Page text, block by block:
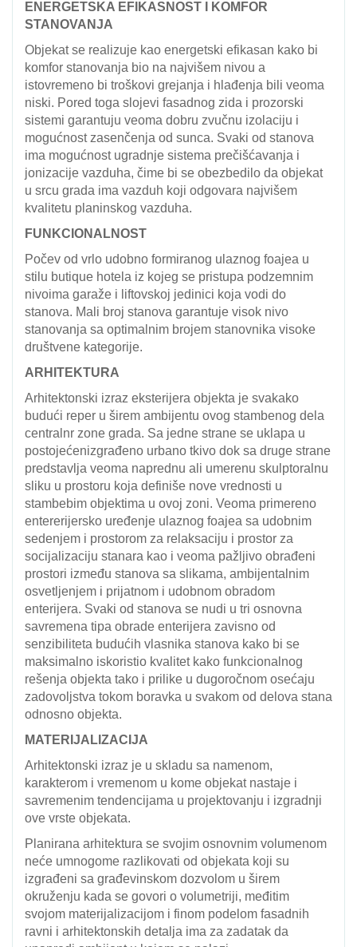
ENERGETSKA EFIKASNOST I KOMFOR
STANOVANJA
Objekat se realizuje kao energetski efikasan kako bi
komfor stanovanja bio na najvišem nivou a
istovremeno bi troškovi grejanja i hlađenja bili veoma
niski. Pored toga slojevi fasadnog zida i prozorski
sistemi garantuju veoma dobru zvučnu izolaciju i
mogućnost zasenčenja od sunca. Svaki od stanova
ima mogućnost ugradnje sistema prečišćavanja i
jonizacije vazduha, čime bi se obezbedilo da objekat
u srcu grada ima vazduh koji odgovara najvišem
kvalitetu planinskog vazduha.
FUNKCIONALNOST
Počev od vrlo udobno formiranog ulaznog foajea u
stilu butique hotela iz kojeg se pristupa podzemnim
nivoima garaže i liftovskoj jedinici koja vodi do
stanova. Mali broj stanova garantuje visok nivo
stanovanja sa optimalnim brojem stanovnika visoke
društvene kategorije.
ARHITEKTURA
Arhitektonski izraz eksterijera objekta je svakako
budući reper u širem ambijentu ovog stambenog dela
centralnr zone grada. Sa jedne strane se uklapa u
postojećenizgrađeno urbano tkivo dok sa druge strane
predstavlja veoma naprednu ali umerenu skulptoralnu
sliku u prostoru koja definiše nove vrednosti u
stambebim objektima u ovoj zoni. Veoma primereno
entererijersko uređenje ulaznog foajea sa udobnim
sedenjem i prostorom za relaksaciju i prostor za
socijalizaciju stanara kao i veoma pažljivo obrađeni
prostori između stanova sa slikama, ambijentalnim
osvetljenjem i prijatnom i udobnom obradom
enterijera. Svaki od stanova se nudi u tri osnovna
savremena tipa obrade enterijera zavisno od
senzibiliteta budućih vlasnika stanova kako bi se
maksimalno iskoristio kvalitet kako funkcionalnog
rešenja objekta tako i prilike u dugoročnom osećaju
zadovoljstva tokom boravka u svakom od delova stana
odnosno objekta.
MATERIJALIZACIJA
Arhitektonski izraz je u skladu sa namenom,
karakterom i vremenom u kome objekat nastaje i
savremenim tendencijama u projektovanju i izgradnji
ove vrste objekata.
Planirana arhitektura se svojim osnovnim volumenom
neće umnogome razlikovati od objekata koji su
izgrađeni sa građevinskom dozvolom u širem
okruženju kada se govori o volumetriji, međitim
svojom materijalizacijom i finom podelom fasadnih
ravni i arhitektonskih detalja ima za zadatak da